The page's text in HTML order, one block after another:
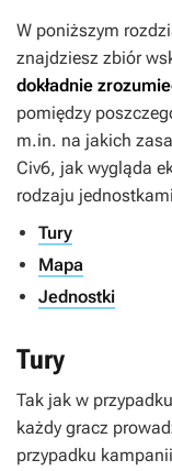
W poniższym
znajdziesz zbiór
dokładnie
pomiędzy
m.in. na jakich
Civ6, jak wygląda
rodzaju
Tury
Mapa
Jednostki
Tury
Tak jak w
każdy gracz
przypadku